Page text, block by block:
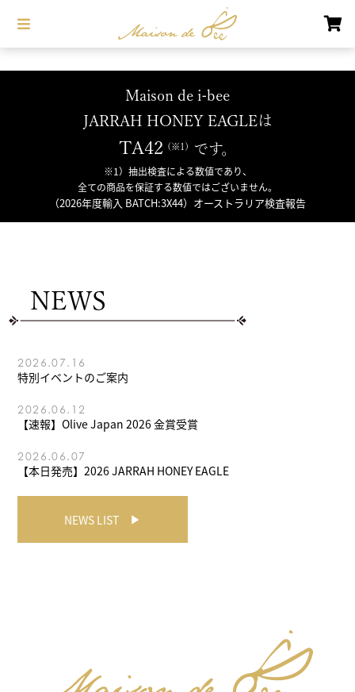
Maison de i-bee
JARRAH HONEY EAGLEは
TA42 です。
※1）抽出検査による数値であり、
全ての商品を保証する数値ではございません。
（2026年度輸入 BATCH:3X44）オーストラリア検査報告
NEWS
2026.07.16
特別イベントのご案内
2026.06.12
【速報】Olive Japan 2026 金賞受賞
2026.06.07
【本日発売】2026 JARRAH HONEY EAGLE
NEWS LIST